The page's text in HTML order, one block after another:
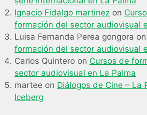
Ignacio Fidalgo martinez on
formación del sector audiovisual
Luisa Fernanda Perea gongora on
formación del sector audiovisual
Carlos Quintero on Cursos de
sector audiovisual en La Palma
martee on Diálogos de Cine – La
Iceberg